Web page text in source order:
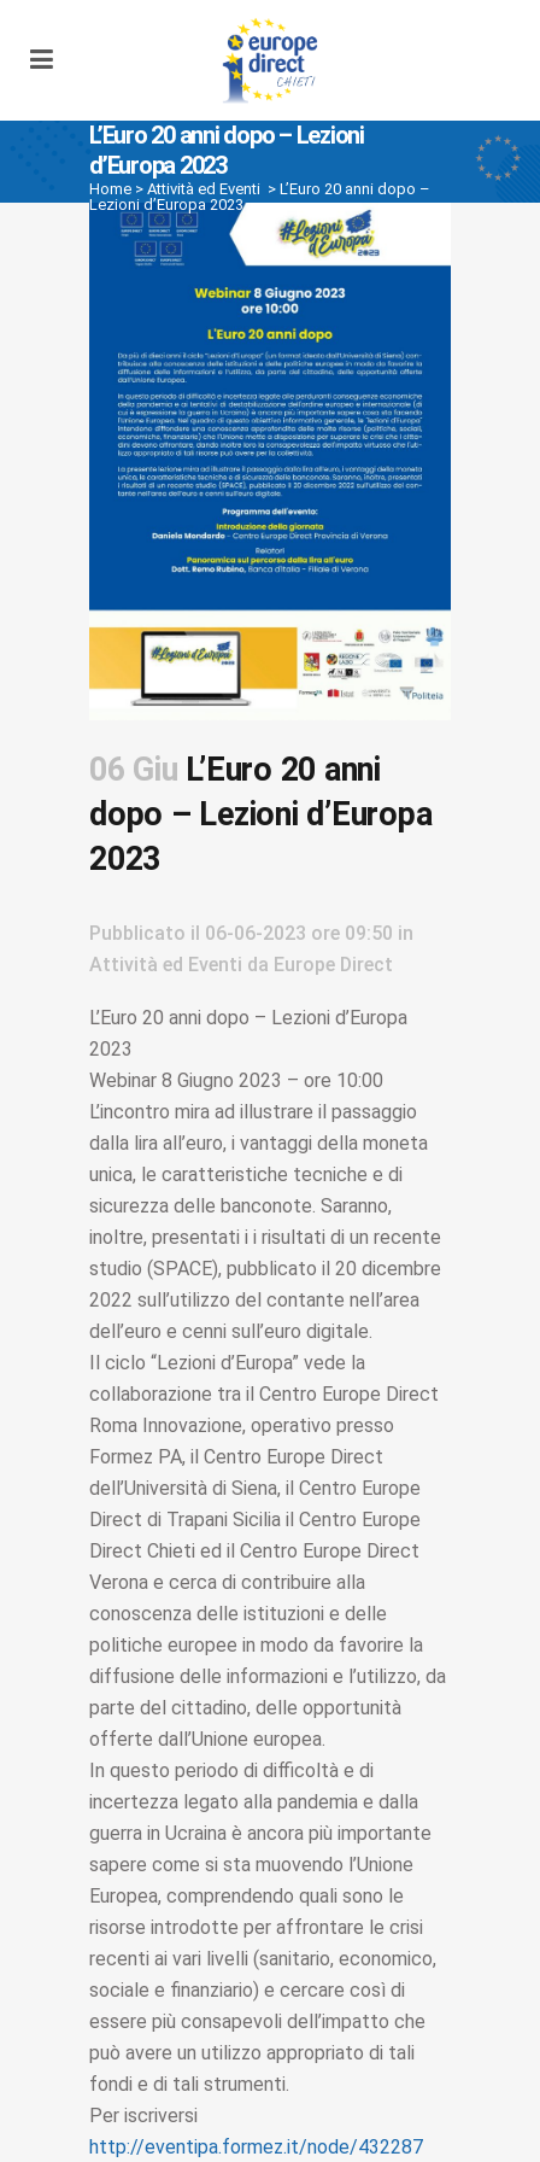
L’Euro 20 anni dopo – Lezioni
d’Europa 2023
Home > Attività ed Eventi > L’Euro 20 anni dopo –
Lezioni d’Europa 2023
06 Giu L’Euro 20 anni
dopo – Lezioni d’Europa
2023
Pubblicato il 06-06-2023 ore 09:50 in
Attività ed Eventi da Europe Direct
L’Euro 20 anni dopo – Lezioni d’Europa
2023
Webinar 8 Giugno 2023 – ore 10:00
L’incontro mira ad illustrare il passaggio
dalla lira all’euro, i vantaggi della moneta
unica, le caratteristiche tecniche e di
sicurezza delle banconote. Saranno,
inoltre, presentati i i risultati di un recente
studio (SPACE), pubblicato il 20 dicembre
2022 sull’utilizzo del contante nell’area
dell’euro e cenni sull’euro digitale.
Il ciclo “Lezioni d’Europa” vede la
collaborazione tra il Centro Europe Direct
Roma Innovazione, operativo presso
Formez PA, il Centro Europe Direct
dell’Università di Siena, il Centro Europe
Direct di Trapani Sicilia il Centro Europe
Direct Chieti ed il Centro Europe Direct
Verona e cerca di contribuire alla
conoscenza delle istituzioni e delle
politiche europee in modo da favorire la
diffusione delle informazioni e l’utilizzo, da
parte del cittadino, delle opportunità
offerte dall’Unione europea.
In questo periodo di difficoltà e di
incertezza legato alla pandemia e dalla
guerra in Ucraina è ancora più importante
sapere come si sta muovendo l’Unione
Europea, comprendendo quali sono le
risorse introdotte per affrontare le crisi
recenti ai vari livelli (sanitario, economico,
sociale e finanziario) e cercare così di
essere più consapevoli dell’impatto che
può avere un utilizzo appropriato di tali
fondi e di tali strumenti.
Per iscriversi
http://eventipa.formez.it/node/432287